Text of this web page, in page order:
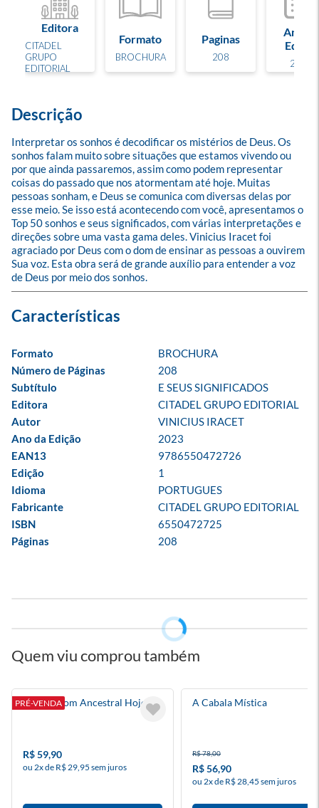
Editora
CITADEL
GRUPO
EDITORIAL
Formato
BROCHURA
Paginas
208
Ano de
Edição
2023
Descrição
Interpretar os sonhos é decodificar os mistérios de Deus. Os
sonhos falam muito sobre situações que estamos vivendo ou
por que ainda passaremos, assim como podem representar
coisas do passado que nos atormentam até hoje. Muitas
pessoas sonham, e Deus se comunica com diversas delas por
esse meio. Se isso está acontecendo com você, apresentamos o
Top 50 sonhos e seus significados, com várias interpretações e
direções sobre uma vasta gama deles. Vinicius Iracet foi
agraciado por Deus com o dom de ensinar as pessoas a ouvirem
Sua voz. Esta obra será de grande auxílio para entender a voz
de Deus por meio dos sonhos.
Formato
BROCHURA
Número de Páginas
208
Subtítulo
E SEUS SIGNIFICADOS
Editora
CITADEL GRUPO EDITORIAL
Autor
VINICIUS IRACET
Ano da Edição
2023
EAN13
9786550472726
Edição
1
Idioma
PORTUGUES
Fabricante
CITADEL GRUPO EDITORIAL
ISBN
6550472725
Páginas
208
Quem viu comprou também
PRÉ-VENDA
Ser Um Bom Ancestral Hoje
R$ 59,90
ou 2x de R$ 29,95 sem juros
A Cabala Mística
R$ 78,00
R$ 56,90
ou 2x de R$ 28,45 sem juros